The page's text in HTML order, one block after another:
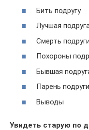
Бить подругу
Лучшая
Смерть подруги
Похороны
Бывшая
Парень подруги
Выводы
Увидеть старую по